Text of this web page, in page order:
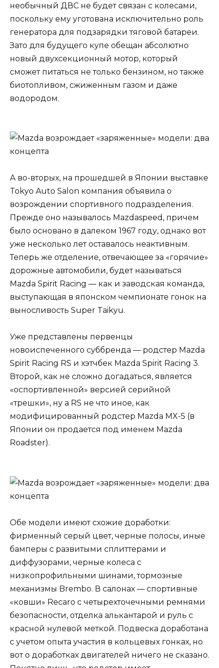
необычный ДВС не будет связан с колесами,
поскольку ему уготована исключительно роль
генератора для подзарядки тяговой батареи.
Зато для будущего купе обещан абсолютно
новый двухсекционный мотор, который
сможет питаться не только бензином, но также
биотопливом, сжиженным газом и даже
водородом.
А во-вторых, на прошедшей в Японии выставке
Tokyo Auto Salon компания объявила о
возрождении спортивного подразделения.
Прежде оно называлось Mazdaspeed, причем
было основано в далеком 1967 году, однако вот
уже несколько лет оставалось неактивным.
Теперь же отделение, отвечающее за «горячие»
дорожные автомобили, будет называться
Mazda Spirit Racing — как и заводская команда,
выступающая в японском чемпионате гонок на
выносливость Super Taikyu.
Уже представлены первенцы
новоиспеченного суббренда — родстер Mazda
Spirit Racing RS и хэтчбек Mazda Spirit Racing 3.
Второй, как не сложно догадаться, является
«оспортивленной» версией серийной
«трешки», ну а RS не что иное, как
модифицированный родстер Mazda MX-5 (в
Японии он продается под именем Mazda
Roadster).
Обе модели имеют схожие доработки:
фирменный серый цвет, черные полосы, иные
бамперы с развитыми сплиттерами и
диффузорами, черные колеса с
низкопрофильными шинами, тормозные
механизмы Brembo. В салонах — спортивные
«ковши» Recaro с четырехточечными ремнями
безопасности, отделка алькантарой и руль с
красной нулевой меткой. Подвеска доработана
с учетом опыта участия в кольцевых гонках, но
вот о доработках двигателей ничего не сказано.